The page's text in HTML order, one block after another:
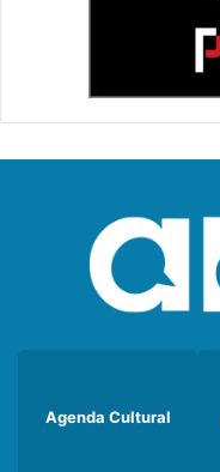
Agenda Cultural